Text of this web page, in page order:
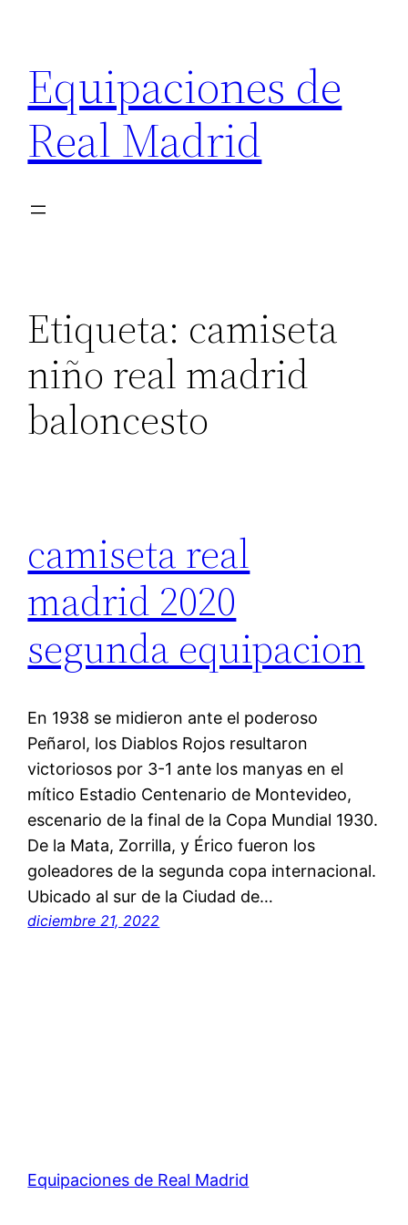
contenido
Equipaciones de
Real Madrid
Etiqueta: camiseta
niño real madrid
baloncesto
camiseta real
madrid 2020
segunda equipacion
En 1938 se midieron ante el poderoso
Peñarol, los Diablos Rojos resultaron
victoriosos por 3-1 ante los manyas en el
mítico Estadio Centenario de Montevideo,
escenario de la final de la Copa Mundial 1930.
De la Mata, Zorrilla, y Érico fueron los
goleadores de la segunda copa internacional.
Ubicado al sur de la Ciudad de…
diciembre 21, 2022
Equipaciones de Real Madrid